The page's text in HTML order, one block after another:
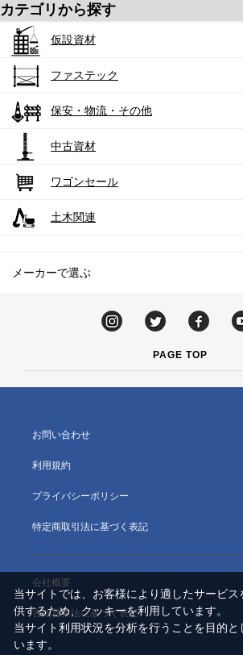
カテゴリから探す
仮設資材
ファステック
保安・物流・その他
中古資材
ワゴンセール
土木関連
メーカーで選ぶ
PAGE TOP
お問い合わせ
利用規約
プライバシーポリシー
特定商取引法に基づく表記
会社概要
古物営業法に基づく表記
当サイトでは、お客様により適したサービス
供するため、クッキーを利用していま
当サイト利用状況を分析を行うことを目的と
います。